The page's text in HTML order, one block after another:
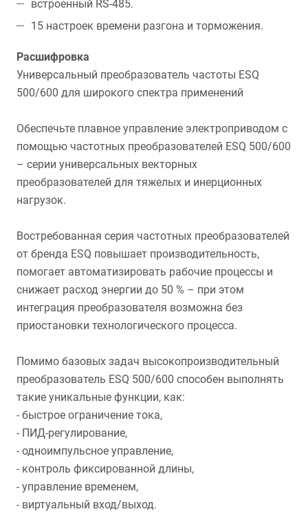
встроенный RS-485.
15 настроек времени разгона и торможения.
Расшифровка
Универсальный преобразователь частоты ESQ
500/600 для широкого спектра применений
Обеспечьте плавное управление электроприводом с
помощью частотных преобразователей ESQ 500/600
– серии универсальных векторных
преобразователей для тяжелых и инерционных
нагрузок.
Востребованная серия частотных преобразователей
от бренда ESQ повышает производительность,
помогает автоматизировать рабочие процессы и
снижает расход энергии до 50 % – при этом
интеграция преобразователя возможна без
приостановки технологического процесса.
Помимо базовых задач высокопроизводительный
преобразователь ESQ 500/600 способен выполнять
такие уникальные функции, как:
- быстрое ограничение тока,
- ПИД-регулирование,
- одноимпульсное управление,
- контроль фиксированной длины,
- управление временем,
- виртуальный вход/выход.